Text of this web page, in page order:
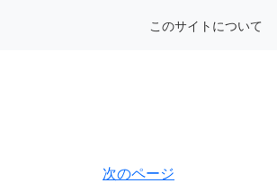
このサイトについて
次のページ